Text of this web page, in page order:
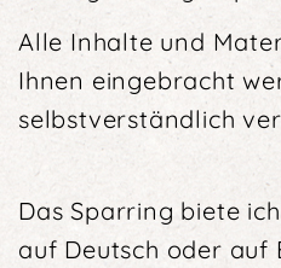
Alle Inhalte und
Ihnen ein­gebracht
selbstverständlich
Das Sparring biete
auf Deutsch oder auf